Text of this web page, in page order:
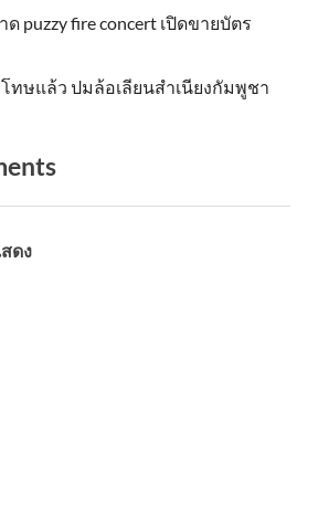
puzzy fire concert เปิดขายบัตร
ทษแล้ว ปมล้อเลียนสำเนียงกัมพูชา
ดง